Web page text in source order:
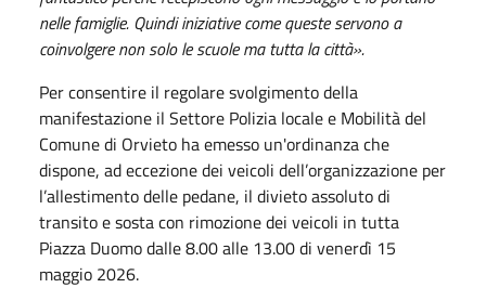
nelle famiglie. Quindi iniziative come queste servono a
coinvolgere non solo le scuole ma tutta la città».
Per consentire il regolare svolgimento della
manifestazione il Settore Polizia locale e Mobilità del
Comune di Orvieto ha emesso un'ordinanza che
dispone, ad eccezione dei veicoli dell’organizzazione per
l’allestimento delle pedane, il divieto assoluto di
transito e sosta con rimozione dei veicoli in tutta
Piazza Duomo dalle 8.00 alle 13.00 di venerdì 15
maggio 2026.